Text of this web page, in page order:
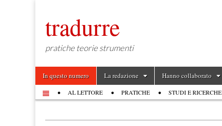
tradurre
pratiche teorie strumenti
Main menu
Skip to content
In questo numero La redazione Hanno collaborato
Sub menu
AL LETTORE PRATICHE STUDI E RICERCHE